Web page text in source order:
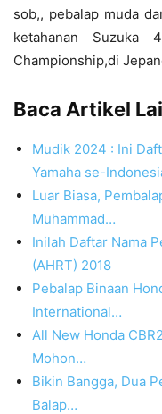
sob,, pebalap muda
ketahanan Suzuka
Championship,di
Baca Artikel
Mudik 2024 : Ini
Yamaha se-
Luar Biasa,
Muhammad…
Inilah Daftar Nama
(AHRT) 2018
Pebalap Binaan
International…
All New Honda
Mohon…
Bikin Bangga, Dua
Balap…